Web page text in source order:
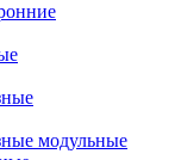
модульные